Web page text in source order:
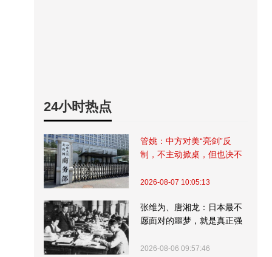
24小时热点
管姚：中方对美“亮剑”反
制，不主动掀桌，但也决不
2026-08-07 10:05:13
张维为、唐湘龙：日本最不
愿面对的噩梦，就是真正强
2026-08-06 09:57:46